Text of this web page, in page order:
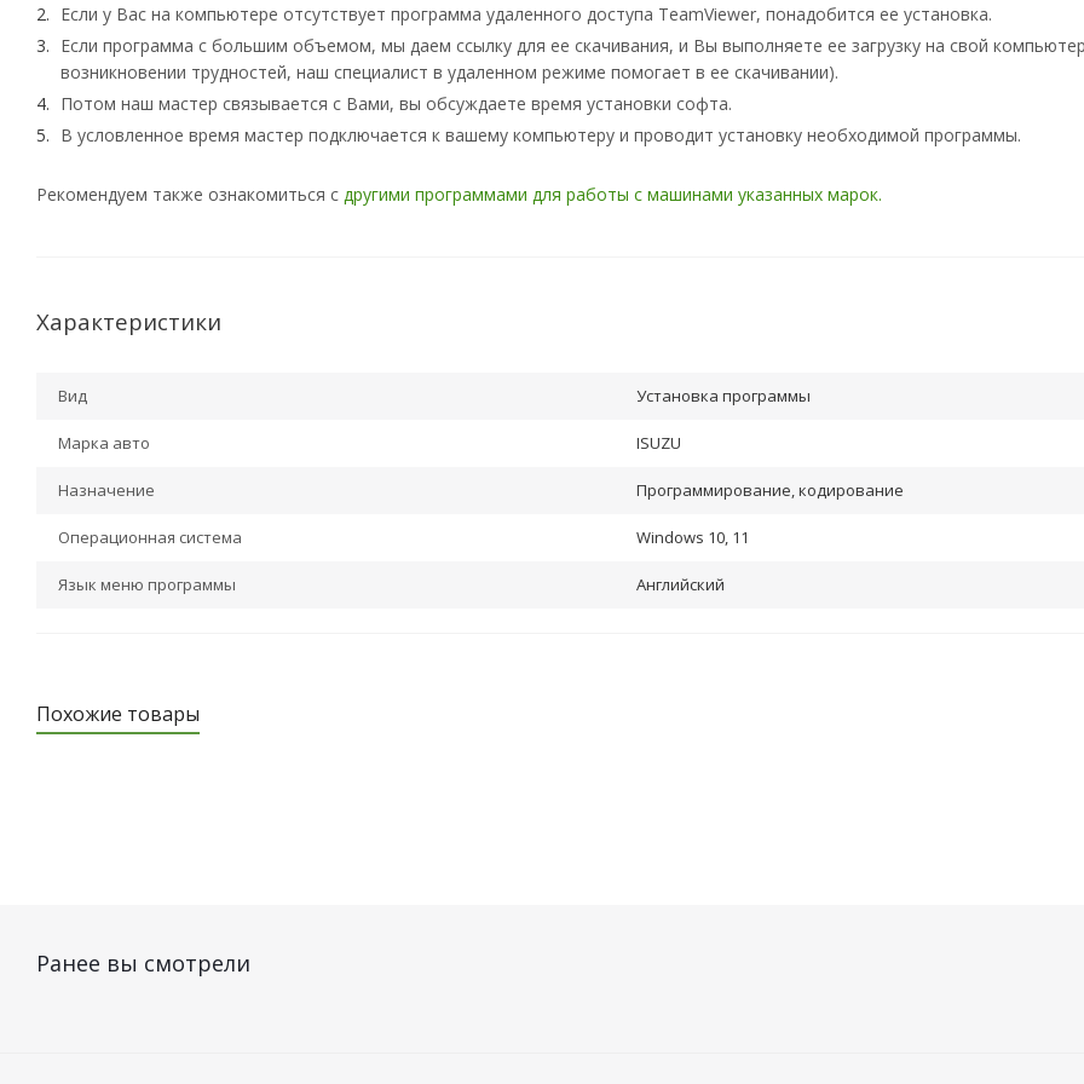
Если у Вас на компьютере отсутствует программа удаленного доступа TeamViewer, понадобится ее установка.
Если программа с большим объемом, мы даем ссылку для ее скачивания, и Вы выполняете ее загрузку на свой
возникновении трудностей, наш специалист в удаленном режиме помогает в ее скачивании).
Потом наш мастер связывается с Вами, вы обсуждаете время установки софта.
В условленное время мастер подключается к вашему компьютеру и проводит установку необходимой программы.
Рекомендуем также ознакомиться с другими программами для работы с машинами указанных марок.
Характеристики
Вид Установка программы
Марка авто ISUZU
Назначение Программирование, кодирование
Операционная система Windows 10, 11
Язык меню программы Английский
Похожие товары
Ранее вы смотрели